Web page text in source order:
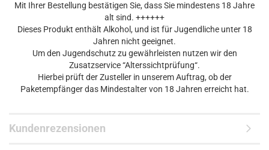
Mit Ihrer Bestellung bestätigen Sie, dass Sie mindestens 18 Jahre
alt sind. ++++++
Dieses Produkt enthält Alkohol, und ist für Jugendliche unter 18
Jahren nicht geeignet.
Um den Jugendschutz zu gewährleisten nutzen wir den
Zusatzservice “Alterssichtprüfung“.
Hierbei prüft der Zusteller in unserem Auftrag, ob der
Paketempfänger das Mindestalter von 18 Jahren erreicht hat.
Kundenrezensionen